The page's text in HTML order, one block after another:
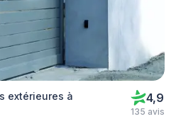
extérieures à
4,9
135 avis